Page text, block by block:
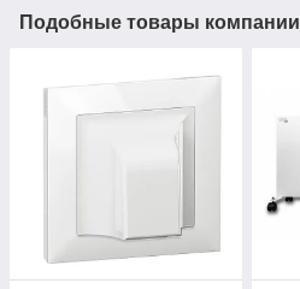
Подобные товары компании